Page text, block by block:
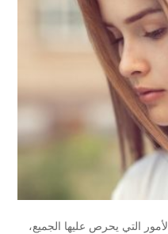
التي يحرص عليها الجميع،